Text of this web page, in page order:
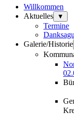
Willkommen
Aktuelles
▼
Termine
Galerie/Historie